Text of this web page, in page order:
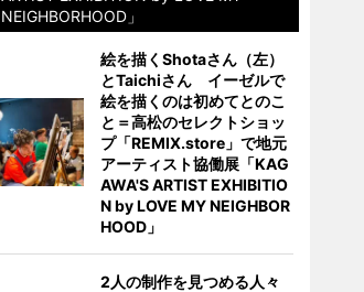
NEIGHBORHOOD」
絵を描くShotaさん（左）
とTaichiさん イーゼルで
絵を描くのは初めてとのこ
と＝高松のセレクトショッ
プ「REMIX.store」で地元
アーティスト協働展「KAG
AWA'S ARTIST EXHIBITIO
N by LOVE MY NEIGHBOR
HOOD」
2人の制作を見つめる人々